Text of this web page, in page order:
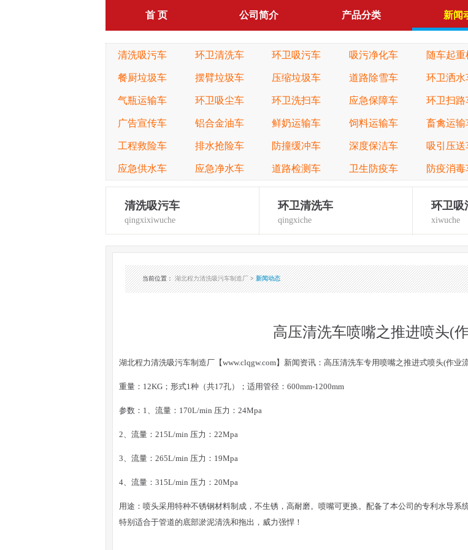
首 页 公司简介 产品分类 新闻
清洗吸污车 环卫清洗车 环卫吸污车 吸污净化车 随车起重
餐厨垃圾车 摆臂垃圾车 压缩垃圾车 道路除雪车 环卫洒水
气瓶运输车 环卫吸尘车 环卫洗扫车 应急保障车 环卫扫路
广告宣传车 铝合金油车 鲜奶运输车 饲料运输车 畜禽运输
工程救险车 排水抢险车 防撞缓冲车 深度保洁车 吸引压送
应急供水车 应急净水车 道路检测车 卫生防疫车 防疫消毒
清洗吸污车
qingxixiwuche
环卫清洗车
qingxiche
环卫吸
xiwuche
当前位置：湖北程力清洗吸污车制造厂>新闻动态
高压清洗车喷嘴之推进喷头(
湖北程力清洗吸污车制造厂【www.clqgw.com】新闻资讯：高压清洗车专用喷嘴之推进式喷头(作业
重量：12KG；形式1种（共17孔）；适用管径：600mm-1200mm
参数：1、流量：170L/min 压力：24Mpa
2、流量：215L/min 压力：22Mpa
3、流量：265L/min 压力：19Mpa
4、流量：315L/min 压力：20Mpa
用途：喷头采用特种不锈钢材料制成，不生锈，高耐磨。喷嘴可更换。配备了本公司的专利水导
特别适合于管道的底部淤泥清洗和拖出，威力强悍！